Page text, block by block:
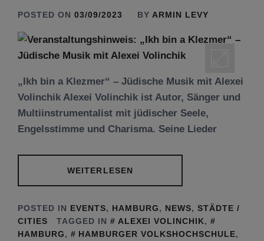
POSTED ON 03/09/2023 BY ARMIN LEVY
„Ikh bin a Klezmer“ – Jüdische Musik mit Alexei
Volinchik Alexei Volinchik ist Autor, Sänger und
Multiinstrumentalist mit jüdischer Seele,
Engelsstimme und Charisma. Seine Lieder
WEITERLESEN
POSTED IN EVENTS, HAMBURG, NEWS, STÄDTE /
CITIES
TAGGED IN ALEXEI VOLINCHIK,
HAMBURG, HAMBURGER VOLKSHOCHSCHULE,